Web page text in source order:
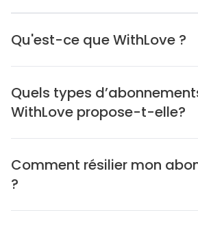
Qu'est-ce que WithLove ?
Quels types
WithLove propose-t-elle?
Comment résilier mon
?